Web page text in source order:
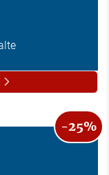
-25%